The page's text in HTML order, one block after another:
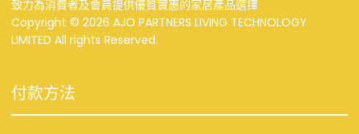
致力為消費者及會員提供優質實惠的家居產品選擇
Copyright © 2026 AJO PARTNERS LIVING TECHNOLOGY
LIMITED All rights Reserved.
付款方法